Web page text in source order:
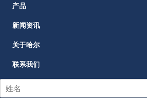
产品
新闻资讯
关于哈尔
联系我们